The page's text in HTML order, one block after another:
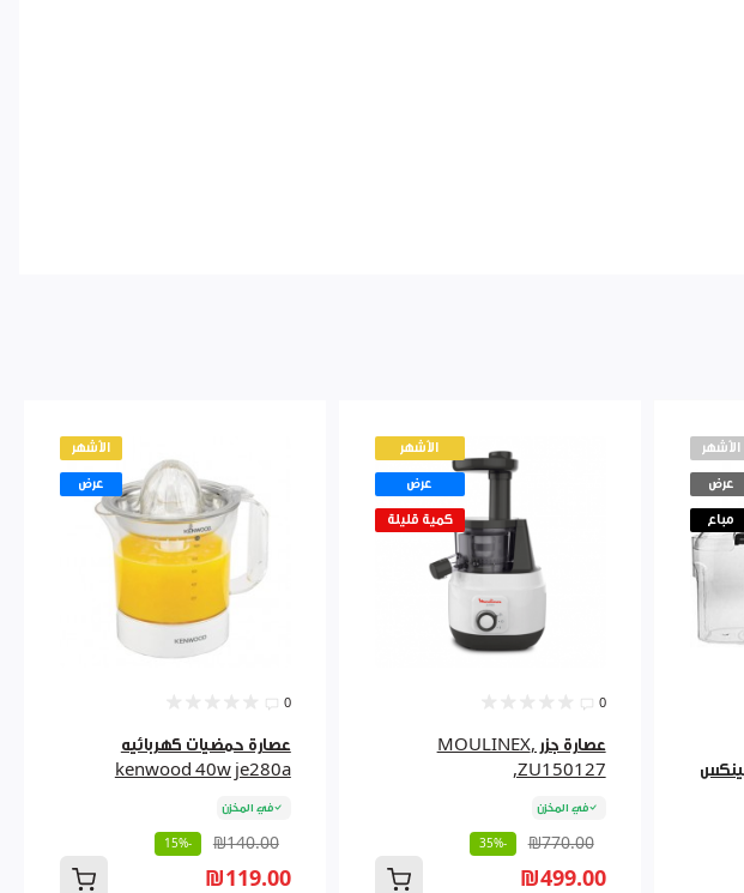
الأشهر
عرض
مباع
الأشهر
عرض
كمية قليلة
0
عصارة جزر ,MOULINEX
,ZU150127
في المخزن
₪770.00
-35%
₪499.00
الأشهر
عرض
0
عصارة حمضيات كهربائيه
kenwood 40w je280a
في المخزن
₪140.00
-15%
₪119.00